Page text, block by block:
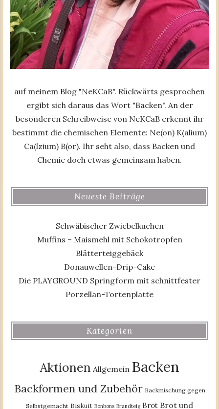
auf meinem Blog "NeKCaB". Rückwärts gesprochen
ergibt sich daraus das Wort "Backen". An der
besonderen Schreibweise von NeKCaB erkennt ihr
bestimmt die chemischen Elemente: Ne(on) K(alium)
Ca(lzium) B(or). Ihr seht also, dass Backen und
Chemie doch etwas gemeinsam haben.
Neueste Beiträge
Schwäbischer Zwiebelkuchen
Muffins – Maismehl mit Schokotropfen
Blätterteiggebäck
Donauwellen-Drip-Cake
Die PLAYGROUND Springform mit schnittfester
Porzellan-Tortenplatte
Kategorien
Aktionen Allgemein Backen
Backformen und Zubehör Backmischung gegen
Selbstgemacht Biskuit Bonbons Brandteig Brot Brot und